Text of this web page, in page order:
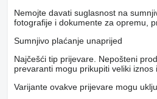
Nemojte davati suglasnost na
fotografije i dokumente za opremu,
Sumnjivo plaćanje unaprijed
Najčešći tip prijevare. Nepošteni
prevaranti mogu prikupiti veliki iznos
Varijante ovakve prijevare mogu